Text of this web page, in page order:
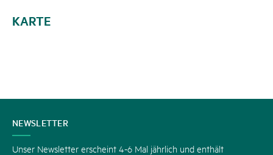
KARTE
KONTAKT
NEWSLETTER
Unser Newsletter erscheint 4-6 Mal jährlich und enthält